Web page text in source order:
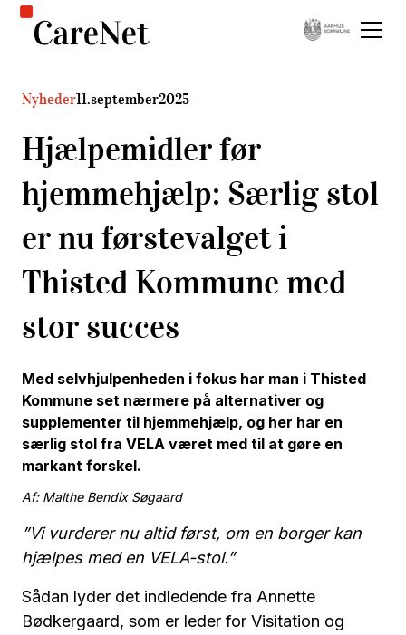
Nyheder11.september2025
Hjælpemidler før
hjemmehjælp: Særlig stol
er nu førstevalget i
Thisted Kommune med
stor succes
Med selvhjulpenheden i fokus har man i Thisted
Kommune set nærmere på alternativer og
supplementer til hjemmehjælp, og her har en
særlig stol fra VELA været med til at gøre en
markant forskel.
Af: Malthe Bendix Søgaard
”Vi vurderer nu altid først, om en borger kan
hjælpes med en VELA-stol.”
Sådan lyder det indledende fra Annette
Bødkergaard, som er leder for Visitation og